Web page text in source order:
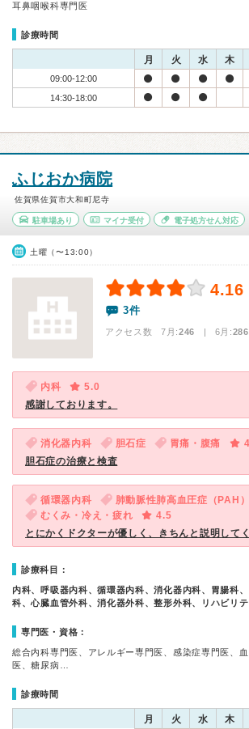
耳鼻咽喉科専門医
診療時間
月 火 水 木
09:00-12:00
14:30-18:00
ふじおか病院
佐賀県佐賀市大和町尼寺
駐車場あり マイナ受付 電子処方せん対応
土曜（〜13:00）
4.16
3件
アクセス数 7月:246 | 6月:286
内科
5.0
感謝しております。
消化器内科 胆石症 胃痛・腹痛
胆石症の治療と検査
循環器内科
肺動脈性肺高血圧症（PAH）
むくみ・冷え・疲れ
4.5
とにかくドクターが優しく、きちんと説明してく
診療科目：
内科、呼吸器内科、循環器内科、消化器内科、胃腸科
科、心臓血管外科、消化器外科、整形外科、リハビリ
専門医・資格：
総合内科専門医、アレルギー専門医、感染症専門医、
医、糖尿病…
診療時間
月 火 水 木